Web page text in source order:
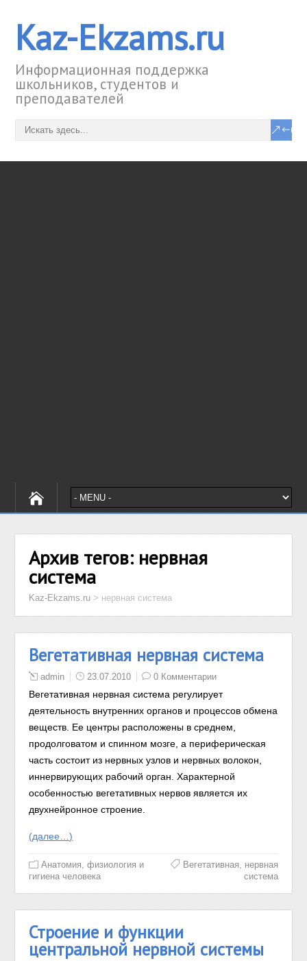
Kaz-Ekzams.ru
Информационная поддержка
школьников, студентов и
преподавателей
Архив тегов: нервная
система
Kaz-Ekzams.ru > нервная система
Вегетативная нервная система
admin 23.07.2010 0 Комментарии
Вегетативная нервная система регулирует
деятельность внутренних органов и процессов обмена
веществ. Ее центры расположены в среднем,
продолговатом и спинном мозге, а периферическая
часть состоит из нервных узлов и нервных волокон,
иннервирующих рабочий орган. Характерной
особенностью вегетативных нервов является их
двухнейронное строение.
(далее…)
Анатомия, физиология и
гигиена человека
Вегетативная
нервная
система
Строение и функции
центральной нервной системы